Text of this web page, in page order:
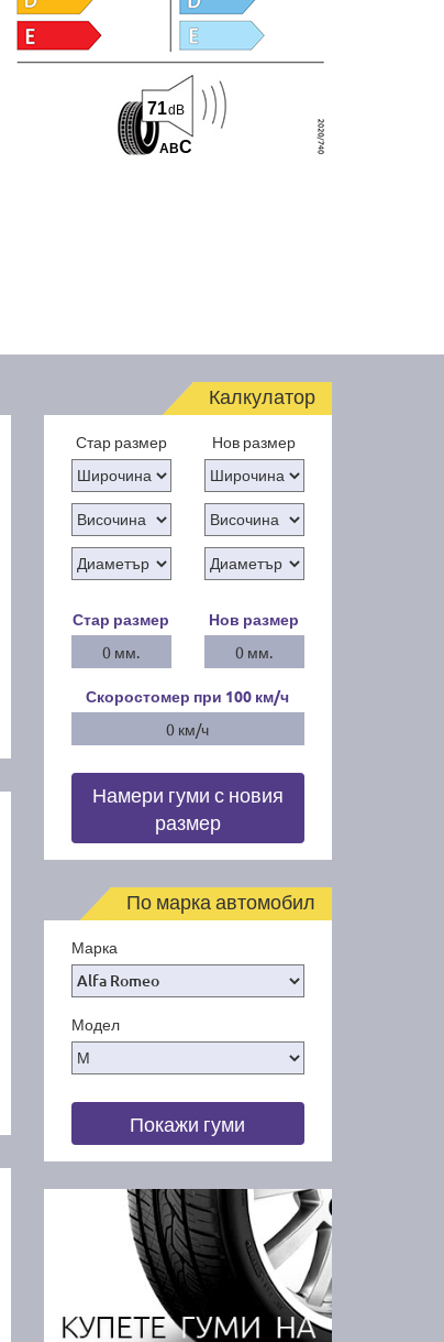
ABC
71dB
Калкулатор
Стар размер Нов размер
Стар размер
0 мм.
Нов размер
0 мм.
Скоростомер при 100 км/ч
0 км/ч
Намери гуми с новия
размер
По марка автомобил
Марка
Модел
Покажи гуми